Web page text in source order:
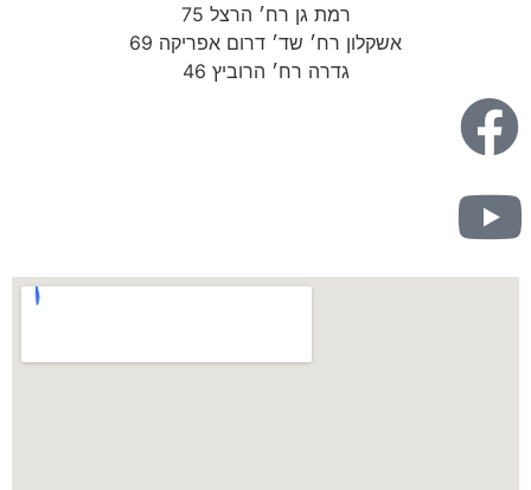
רמת גן רח׳ הרצל 75
אשקלון רח׳ שד׳ דרום אפריקה 69
גדרה רח׳ הרוביץ 46